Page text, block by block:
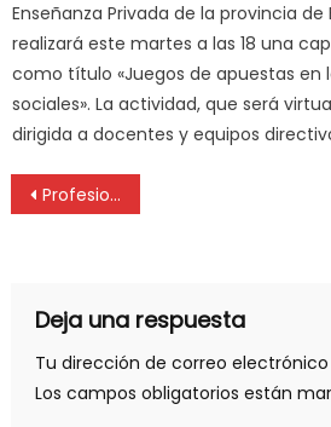
Enseñanza Privada de la provincia de
realizará este martes a las 18 una
como título «Juegos de apuestas en
sociales». La actividad, que será
dirigida a docentes y equipos
Profesionales de la Higiene y Seguridad, capacitaciones de noviembre
Deja una respuesta
Tu dirección de correo
Los campos obligatorios están